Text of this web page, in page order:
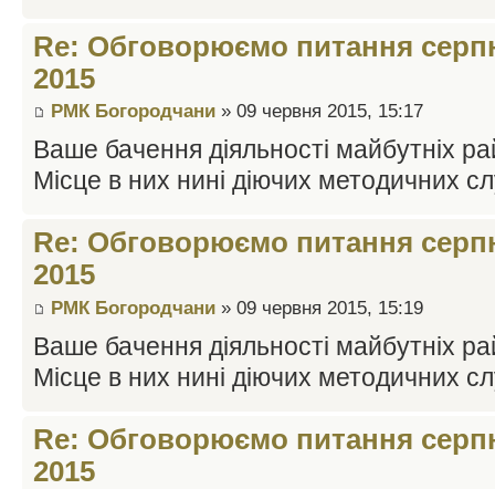
Re: Обговорюємо питання
2015
РМК Богородчани » 09 червня 2015, 15:17
Ваше бачення діяльності майбутніх
Місце в них нині діючих методичних
Re: Обговорюємо питання
2015
РМК Богородчани » 09 червня 2015, 15:19
Ваше бачення діяльності майбутніх
Місце в них нині діючих методичних
Re: Обговорюємо питання
2015